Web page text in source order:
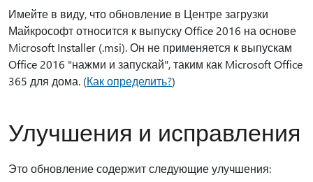
Имейте в виду, что обновление в Центре загрузки
Майкрософт относится к выпуску Office 2016 на основе
Microsoft Installer (.msi). Он не применяется к выпускам
Office 2016 "нажми и запускай", таким как Microsoft Office
365 для дома. (Как определить?)
Улучшения и исправления
Это обновление содержит следующие улучшения: